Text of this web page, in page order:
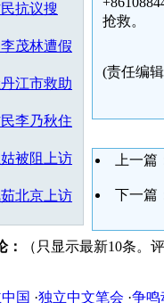
抗议搜
茂林遭假
江市救助
李乃秋住
被阻上访
北京上访
抢救。
(责任编
上一篇
下一篇
： （只显示最新10条。
国 ·独立中文笔会 ·争鸣